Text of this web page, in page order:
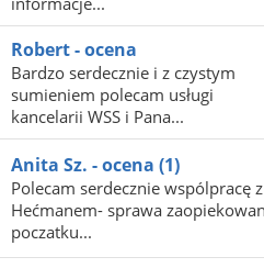
Robert - ocena
Bardzo serdecznie i z czystym
sumieniem polecam usługi
kancelarii WSS i Pana...
Anita Sz. - ocena (1)
Polecam serdecznie wspólpracę
Hećmanem- sprawa
poczatku...